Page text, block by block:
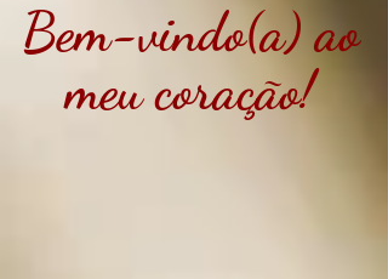
Bem-vindo(a) ao
meu coração!